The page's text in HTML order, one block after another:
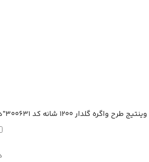
1200 شانه کد 300631”